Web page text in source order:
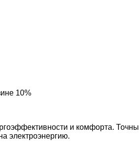
10%
и комфорта.
электроэнергию.